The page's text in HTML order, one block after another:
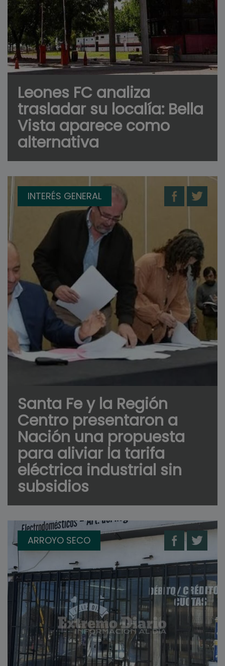
Leones FC analiza
trasladar su localía: Bella
Vista aparece como
alternativa
INTERÉS GENERAL
Santa Fe y la Región
Centro presentaron a
Nación una propuesta
para aliviar la tarifa
eléctrica industrial sin
subsidios
ARROYO SECO